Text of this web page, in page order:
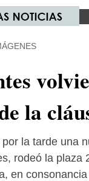
la
la tarde una
rodeó la plaza
en